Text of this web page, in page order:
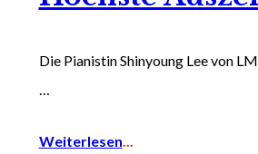
Die Pianistin Shinyoung Lee von
…
Weiterlesen...